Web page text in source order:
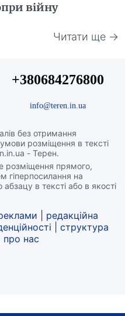
війну
Читати ще →
без отримання
розміщення в тексті
- Терен.
розміщення прямого,
гіперпосилання на
абзацу в тексті або в якості
+380684276800
info@teren.in.ua
редакційна
структура
про нас